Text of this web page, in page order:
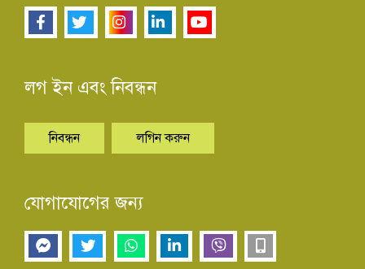
লগ ইন এবং নিবন্ধন
নিবন্ধন লগিন করুন
যোগাযোগের জন্য